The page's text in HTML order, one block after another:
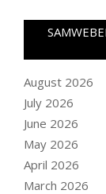
August 2026
July 2026
June 2026
May 2026
April 2026
March 2026